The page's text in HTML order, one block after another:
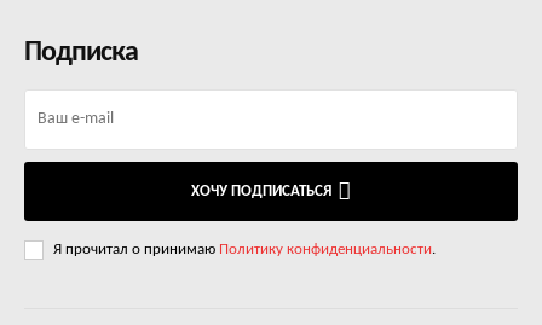
Подписка
ХОЧУ ПОДПИСАТЬСЯ
Я прочитал о принимаю Политику конфиденциальности.